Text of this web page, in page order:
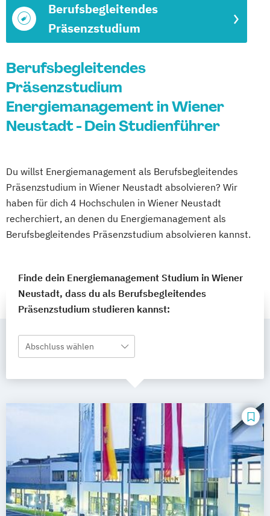
Berufsbegleitendes
Präsenzstudium
Berufsbegleitendes
Präsenzstudium
Energiemanagement in Wiener
Neustadt - Dein Studienführer
Du willst Energiemanagement als Berufsbegleitendes
Präsenzstudium in Wiener Neustadt absolvieren? Wir
haben für dich 4 Hochschulen in Wiener Neustadt
recherchiert, an denen du Energiemanagement als
Berufsbegleitendes Präsenzstudium absolvieren kannst.
Finde dein Energiemanagement Studium in Wiener
Neustadt, dass du als Berufsbegleitendes
Präsenzstudium studieren kannst:
Abschluss wählen